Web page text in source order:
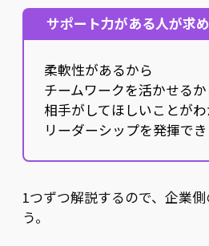
サポート力がある人が求
柔軟性があるから
チームワークを活かせるか
相手がしてほしいことが
リーダーシップを発揮で
1つずつ解説するので、企業
う。